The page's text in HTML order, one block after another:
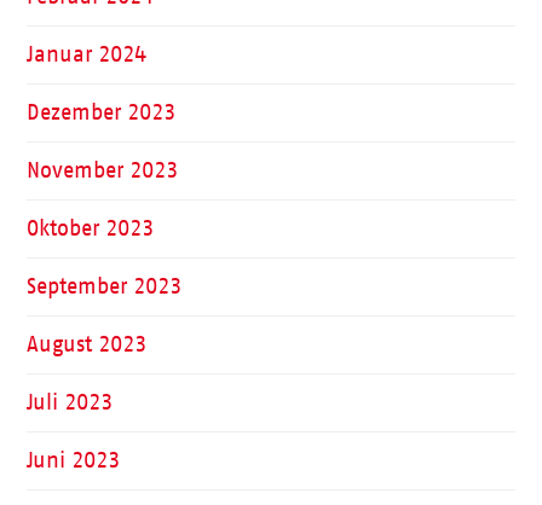
Januar 2024
Dezember 2023
November 2023
Oktober 2023
September 2023
August 2023
Juli 2023
Juni 2023